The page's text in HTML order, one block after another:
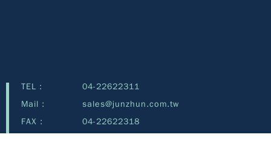
TEL :
04-22622311
Mail :
sales@junzhun.com.tw
FAX :
04-22622318